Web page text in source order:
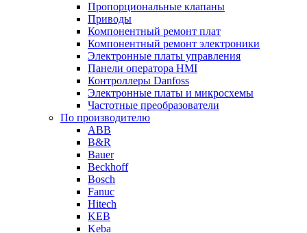
Пропорциональные клапаны
Приводы
Компонентный ремонт плат
Компонентный ремонт электроники
Электронные платы управления
Панели оператора HMI
Контроллеры Danfoss
Электронные платы и микросхемы
Частотные преобразователи
По производителю
ABB
B&R
Bauer
Beckhoff
Bosch
Fanuc
Hitech
KEB
Keba